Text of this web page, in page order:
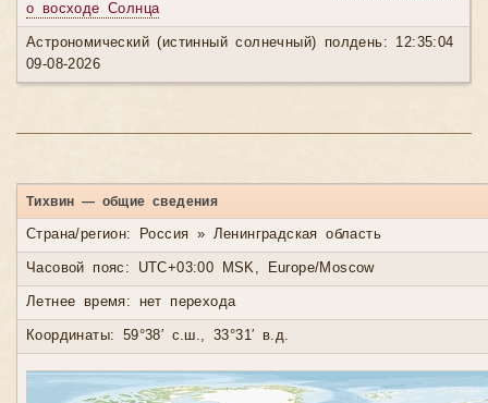
о восходе Солнца
Астрономический (истинный солнечный) полдень: 12:35:04
09-08-2026
Тихвин — общие сведения
Страна/регион: Россия » Ленинградская область
Часовой пояс: UTC+03:00 MSK, Europe/Moscow
Летнее время: нет перехода
Координаты: 59°38′ с.ш., 33°31′ в.д.